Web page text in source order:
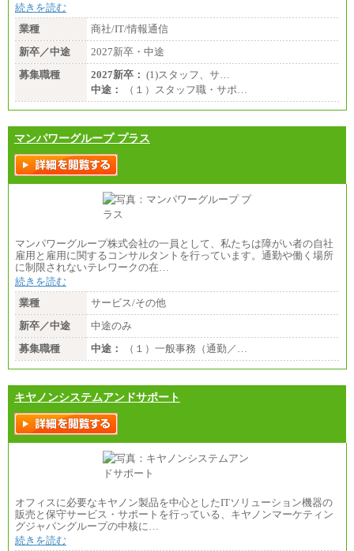
続きを読む
業種
商社/IT/情報通信
新卒／中途
2027新卒・中途
募集職種
2027新卒： (1)スタッフ、サ…
中途：
（１）スタッフ職・サポ…
マンパワーグループ プラス
マンパワーグループ株式会社の一員として、私たちは障がい者の自社
雇用と雇用に関するコンサルタントを行っています。通勤や働く場所
に制限されないテレワークの在…
続きを読む
業種
サービス/その他
新卒／中途
中途のみ
募集職種
中途： （１）一般事務（通勤／…
キヤノンシステムアンドサポート
オフィスに必要なキヤノン製品を中心としたITソリューション機器の
販売と保守サービス・サポートを行っている、キヤノンマーケティン
グジャパングループの中核に…
続きを読む